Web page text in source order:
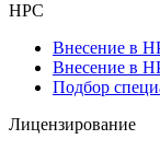
НРС
Внесение в
Внесение в
Подбор
Лицензирование